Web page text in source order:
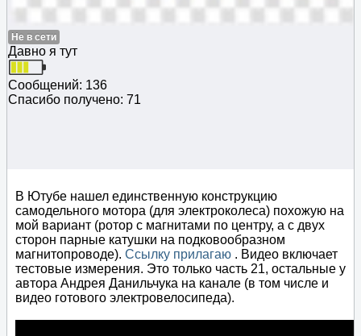
Не в сети
Давно я тут
Сообщений: 136
Спасибо получено: 71
В Ютубе нашел единственную конструкцию
самодельного мотора (для электроколеса) похожую на
мой вариант (ротор с магнитами по центру, а с двух
сторон парные катушки на подковообразном
магнитопроводе). Ссылку прилагаю . Видео включает
тестовые измерения. Это только часть 21, остальные у
автора Андрея Данильчука на канале (в том числе и
видео готового электровелосипеда).